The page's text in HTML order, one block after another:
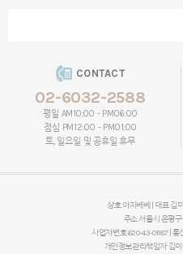
CONTACT
02-6032-2588
평일 AM10:00 - PM06:00
점심 PM12:00 - PM01:00
토, 일요일 및 공휴일 휴무
상호 아지베베 | 대표 김
주소 서울시 은평
사업자번호 620-43-01187 |
개인정보관리책임자 김